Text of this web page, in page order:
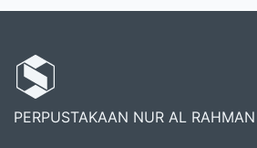
PERPUSTAKAAN NUR AL RAHMAN